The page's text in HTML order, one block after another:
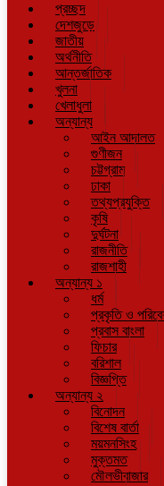
প্রচ্ছদ
দেশজুড়ে
জাতীয়
অর্থনীতি
আন্তর্জাতিক
খুলনা
খেলাধুলা
অন্যান্য
আইন আদালত
গুণীজন
চট্টগ্রাম
ঢাকা
তথ্যপ্রযুক্তি
কৃষি
দুর্ঘটনা
রাজনীতি
রাজশাহী
অন্যান্য ১
ধর্ম
প্রকৃতি ও
প্রবাস বাংলা
ফিচার
বরিশাল
বিজ্ঞপ্তি
অন্যান্য ২
বিনোদন
বিশেষ বার্তা
ময়মনসিংহ
মুক্তমত
মৌলভীবাজার